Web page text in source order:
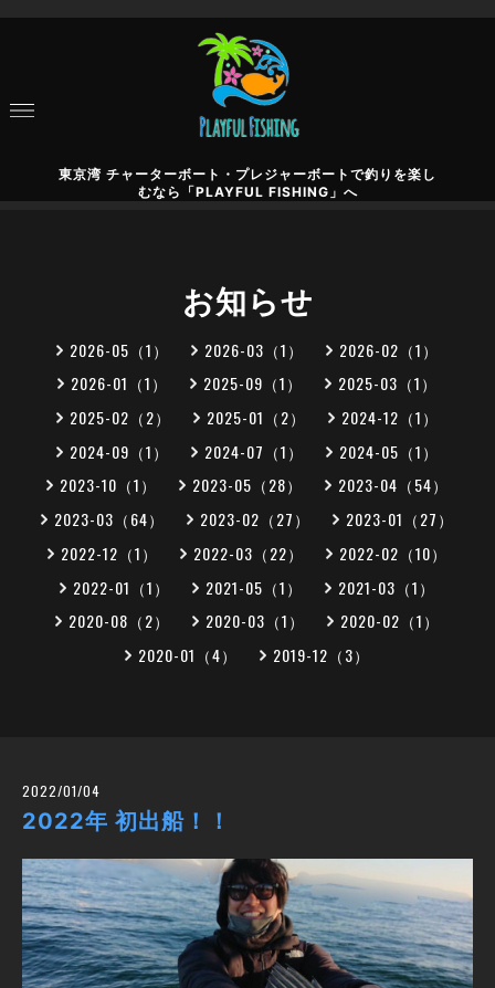
東京湾 チャーターボート・プレジャーボートで釣りを楽し
むなら「PLAYFUL FISHING」へ
お知らせ
2026-05（1） 2026-03（1）
2026-02（1）
2026-01（1）
2025-09（1）
2025-03（1）
2025-02（2）
2025-01（2）
2024-12（1）
2024-09（1）
2024-07（1）
2024-05（1）
2023-10（1）
2023-05（28）
2023-04（54）
2023-03（64）
2023-02（27）
2023-01（27）
2022-12（1）
2022-03（22）
2022-02（10）
2022-01（1）
2021-05（1）
2021-03（1）
2020-08（2）
2020-03（1）
2020-02（1）
2020-01（4）
2019-12（3）
2022/01/04
2022年 初出船！！